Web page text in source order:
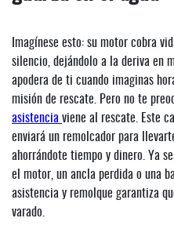
Imagínese esto: su motor cobra
silencio, dejándolo a la deriva en
apodera de ti cuando imaginas
misión de rescate. Pero no te
asistencia viene al rescate. Este
enviará un remolcador para
ahorrándote tiempo y dinero. Ya
el motor, un ancla perdida o una
asistencia y remolque garantiza
varado.